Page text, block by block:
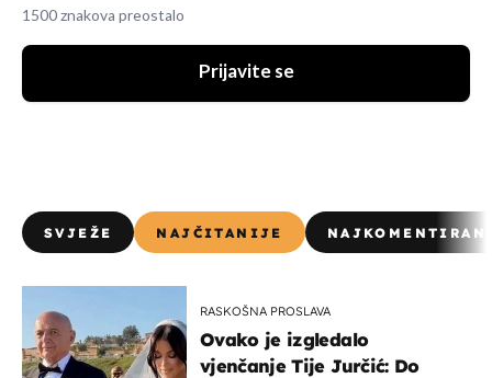
1500 znakova preostalo
Prijavite se
SVJEŽE NAJČITANIJE
RASKOŠNA PROSLAVA
Ovako je izgledalo
vjenčanje Tije Jurčić: Do